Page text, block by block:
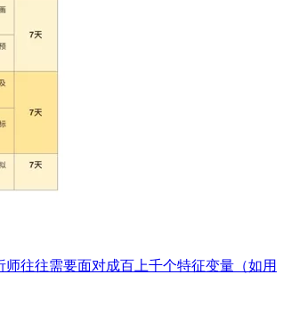
往往需要面对成百上千个特征变量（如用